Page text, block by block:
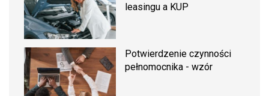
leasingu a KUP
Potwierdzenie czynności
pełnomocnika - wzór